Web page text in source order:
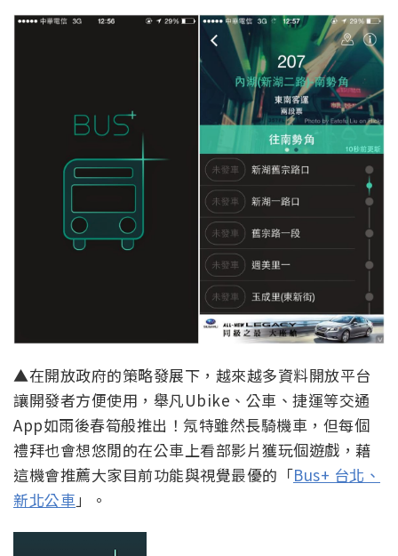
▲在開放政府的策略發展下，越來越多資料開放平台
讓開發者方便使用，舉凡Ubike、公車、捷運等交通
App如雨後春筍般推出！氖特雖然長騎機車，但每個
禮拜也會想悠閒的在公車上看部影片獲玩個遊戲，藉
這機會推薦大家目前功能與視覺最優的「Bus+ 台北、
新北公車」。